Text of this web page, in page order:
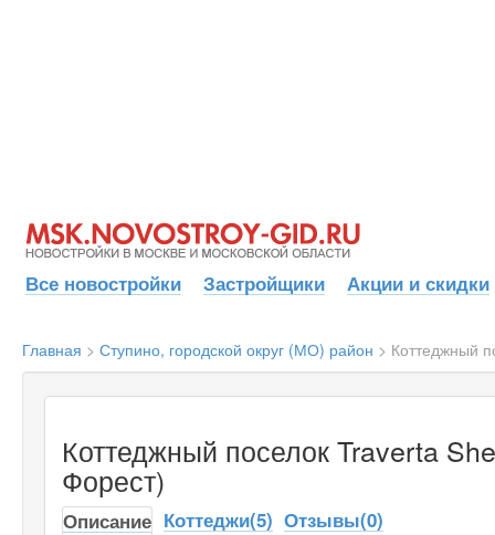
Все новостройки Застройщики Акции и скидки
Главная > Ступино, городской округ (МО) район > Коттеджный
Коттеджный поселок Traverta
Форест)
Описание Коттеджи(5) Отзывы(0)